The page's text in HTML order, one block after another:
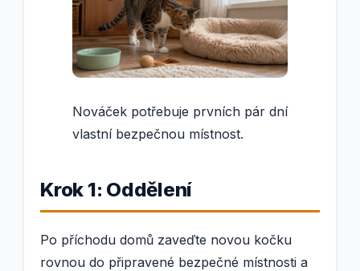
Nováček potřebuje prvních pár dní
vlastní bezpečnou místnost.
Krok 1: Oddělení
Po příchodu domů zaveďte novou kočku
rovnou do připravené bezpečné místnosti a